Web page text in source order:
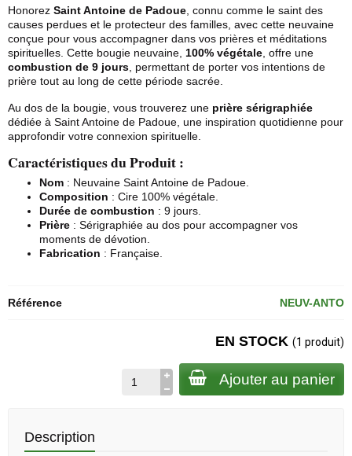
Honorez Saint Antoine de Padoue , connu comme le saint des
causes perdues et le protecteur des familles, avec cette neuvaine
conçue pour vous accompagner dans vos prières et méditations
spirituelles. Cette bougie neuvaine, 100% végétale , offre une
combustion de 9 jours , permettant de porter vos intentions de
prière tout au long de cette période sacrée.
Au dos de la bougie, vous trouverez une prière sérigraphiée
dédiée à Saint Antoine de Padoue, une inspiration quotidienne pour
approfondir votre connexion spirituelle.
Caractéristiques du Produit :
Nom : Neuvaine Saint Antoine de Padoue.
Composition : Cire 100% végétale.
Durée de combustion : 9 jours.
Prière : Sérigraphiée au dos pour accompagner vos
moments de dévotion.
Fabrication : Française.
Référence NEUV-ANTO
EN STOCK (1 produit)
Ajouter au panier
Description